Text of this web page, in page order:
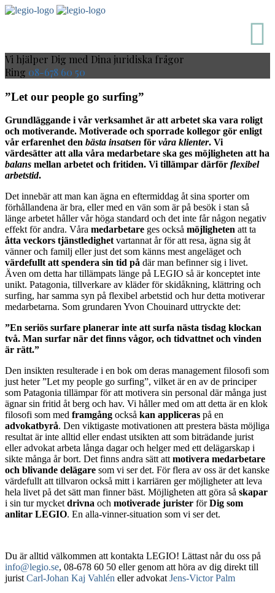
Vi hjälper Dig med Dina juridiska frågor
Ring 08-678 60 50
”Let our people go surfing”
Grundläggande i vår verksamhet är att arbetet ska vara roligt
och motiverande. Motiverade och sporrade kollegor gör enligt
vår erfarenhet den bästa insatsen för våra klienter. Vi
värdesätter att alla våra medarbetare ska ges möjligheten att ha
balans mellan arbetet och fritiden. Vi tillämpar därför flexibel
arbetstid.
Det innebär att man kan ägna en eftermiddag åt sina sporter om
förhållandena är bra, eller med en vän som är på besök i stan så
länge arbetet håller vår höga standard och det inte får någon negativ
effekt för andra. Våra medarbetare ges också möjligheten att ta
åtta veckors tjänstledighetvartannat år för att resa, ägna sig åt
vänner och familj eller just det som känns mest angeläget och
värdefullt att spendera sin tid på där man befinner sig i livet.
Även om detta har tillämpats länge på LEGIO så är konceptet inte
unikt. Patagonia, tillverkare av kläder för skidåkning, klättring och
surfing, har samma syn på flexibel arbetstid och hur detta motiverar
medarbetarna. Som grundaren Yvon Chouinard uttryckte det:
”En seriös surfare planerar inte att surfa nästa tisdag klockan
två. Man surfar när det finns vågor, och tidvattnet och vinden
är rätt.”
Den insikten resulterade i en bok om deras management filosofi som
just heter ”Let my people go surfing”, vilket är en av de principer
som Patagonia tillämpar för att motivera sin personal där många just
ägnar sin fritid åt berg och hav. Vi håller med om att detta är en klok
filosofi som med framgång också kan appliceras på en
advokatbyrå. Den viktigaste motivationen att prestera bästa möjliga
resultat är inte alltid eller endast utsikten att som biträdande jurist
eller advokat arbeta långa dagar och helger med ett delägarskap i
sikte många år bort. Det finns andra sätt attmotivera medarbetare
och blivande delägare som vi ser det. För flera av oss är det kanske
värdefullt att tillvaron också mitt i karriären ger möjligheter att leva
hela livet på det sätt man finner bäst. Möjligheten att göra så skapar
i sin tur mycketdrivna och motiverade jurister förDig som
anlitar LEGIO. En alla-vinner-situation som vi ser det.
Du är alltid välkommen att kontakta LEGIO! Lättast når du oss på
info@legio.se, 08-678 60 50 eller genom att höra av dig direkt till
juristCarl-Johan Kaj Vahlén eller advokatJens-Victor Palm